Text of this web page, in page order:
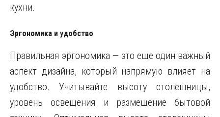
кухни.
Эргономика и удобство
Правильная эргономика — это еще один важный
аспект дизайна, который напрямую влияет на
удобство. Учитывайте высоту столешницы,
уровень освещения и размещение бытовой